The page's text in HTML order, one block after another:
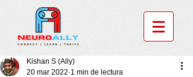
Kishan S (Ally)
20 mar 2022 1 min de lectura